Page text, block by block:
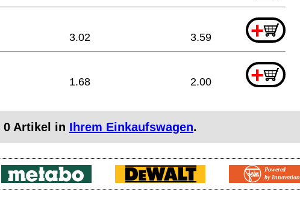
+
3.02 3.59
+
1.68 2.00
0 Artikel in Ihrem Einkaufswagen.